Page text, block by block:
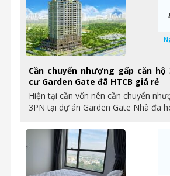
Cần chuyển nhượng gấp căn hộ
cư Garden Gate đã HTCB giá rẻ
Hiện tại cần vốn nên cần chuyển
3PN tại dự án Garden Gate Nhà đã